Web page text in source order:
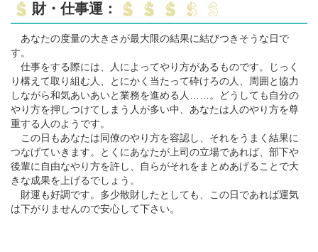
財・仕事運：
あなたの度量の大きさが最大限の結果に結びつきそうな日で
す。
仕事をする際には、人によってやり方があるものです。じっく
り構えて取り組む人、とにかく当たって砕けろの人、周囲と協力
しながら和気あいあいと業務を進める人……。どうしても自分の
やり方を押しつけてしまう人が多い中、あなたは人のやり方を尊
重する人のようです。
この日もあなたは同僚のやり方を容認し、それをうまく結果に
つなげていきます。とくにあなたが上司の立場であれば、部下や
後輩に自由なやり方を許し、自らがそれをまとめあげることで大
きな成果を上げるでしょう。
財運も好調です。多少散財したとしても、この日であれば運気
は下がりませんので安心して下さい。